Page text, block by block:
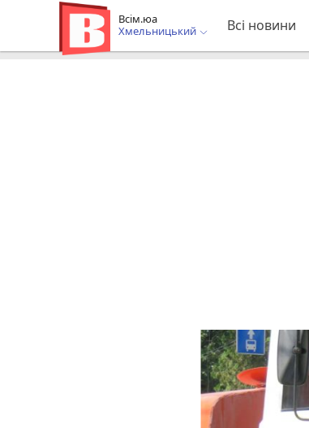
Всім.юа
Хмельницький
Всі новини